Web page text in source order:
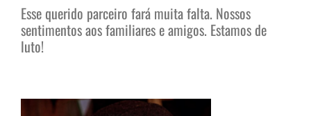
Esse querido parceiro fará muita falta. Nossos
sentimentos aos familiares e amigos. Estamos de
luto!